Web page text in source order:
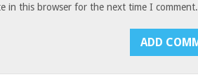
in this browser for the next time I comment.